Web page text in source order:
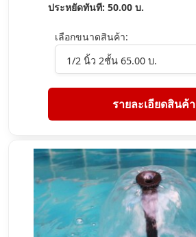
ประหยัดทันที: 50.00บ.
เลือกขนาดสินค้า:
รายละเอียดสินค้า